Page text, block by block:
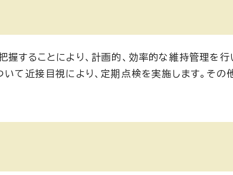
握することにより、計画的、効率的な維持管理を
いて近接目視により、定期点検を実施します。そ